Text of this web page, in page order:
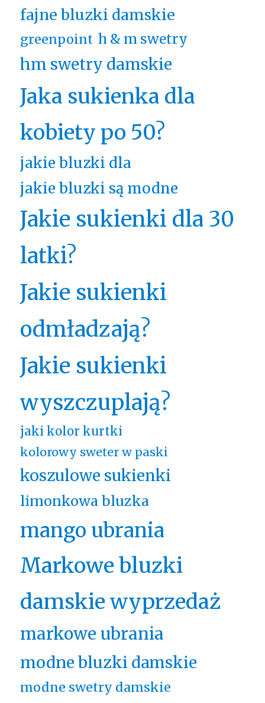
fajne bluzki damskie
greenpoint h & m swetry
hm swetry damskie
Jaka sukienka dla
kobiety po 50?
jakie bluzki dla
jakie bluzki są modne
Jakie sukienki dla 30
latki?
Jakie sukienki
odmładzają?
Jakie sukienki
wyszczuplają?
jaki kolor kurtki
kolorowy sweter w paski
koszulowe sukienki
limonkowa bluzka
mango ubrania
Markowe bluzki
damskie wyprzedaż
markowe ubrania
modne bluzki damskie
modne swetry damskie